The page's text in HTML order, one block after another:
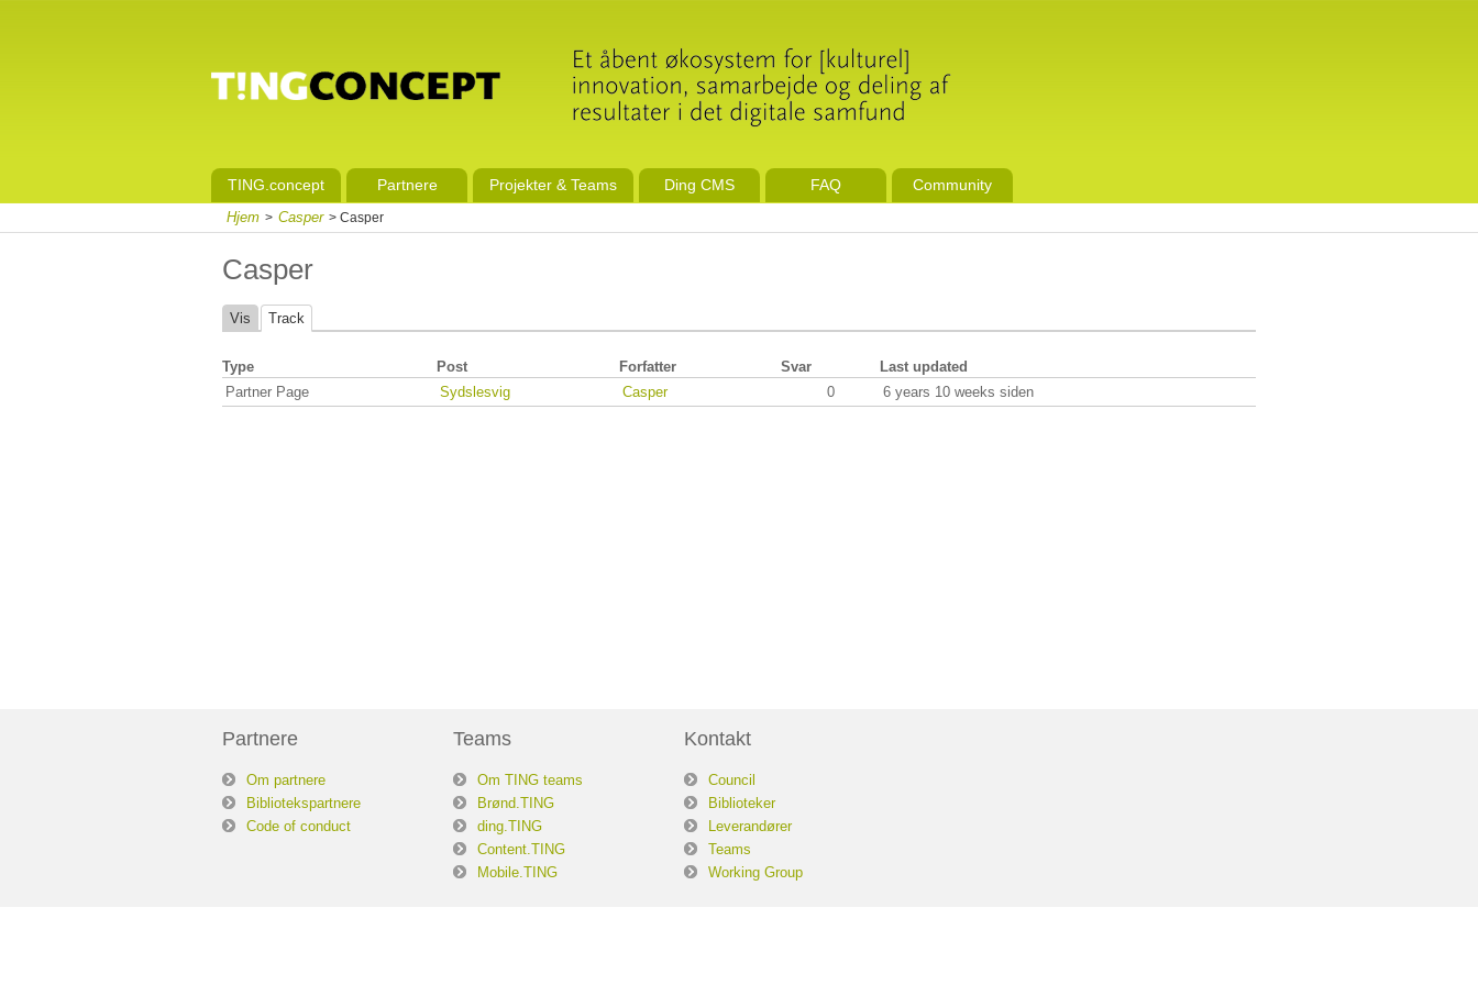
TING.concept Partnere Projekter & Teams Ding CMS FAQ Community
Hjem > Casper > Casper
Casper
Vis Track
Type Post Forfatter Svar
Last updated
Partner Page
Sydslesvig Casper 0 6 years 10 weeks siden
Partnere
Om partnere
Bibliotekspartnere
Code of conduct
Teams
Om TING teams
Brønd.TING
ding.TING
Content.TING
Mobile.TING
Kontakt
Council
Biblioteker
Leverandører
Teams
Working Group